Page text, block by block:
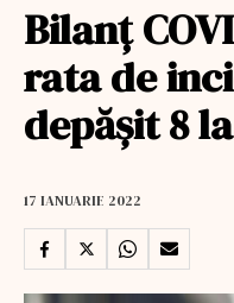
Bilanț
rata de
depășit 8
17 IANUARIE 2022